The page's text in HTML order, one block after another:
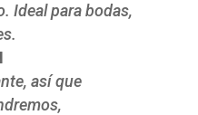
Ideal para bodas,
así que